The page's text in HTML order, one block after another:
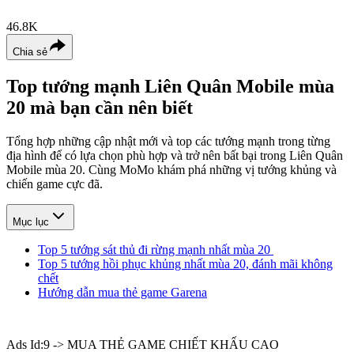
46.8K
Chia sẻ
Top tướng mạnh Liên Quân Mobile mùa
20 mà bạn cần nên biết
Tổng hợp những cập nhật mới và top các tướng mạnh trong từng
địa hình để có lựa chọn phù hợp và trở nên bất bại trong Liên Quân
Mobile mùa 20. Cùng MoMo khám phá những vị tướng khủng và
chiến game cực đã.
Mục lục
Top 5 tướng sát thủ đi rừng mạnh nhất mùa 20
Top 5 tướng hồi phục khủng nhất mùa 20, đánh mãi không
chết
Hướng dẫn mua thẻ game Garena
Ads Id:9 -> MUA THẺ GAME CHIẾT KHẤU CAO